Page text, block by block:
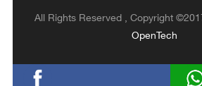
All Rights Reserved , Copyright
OpenTech